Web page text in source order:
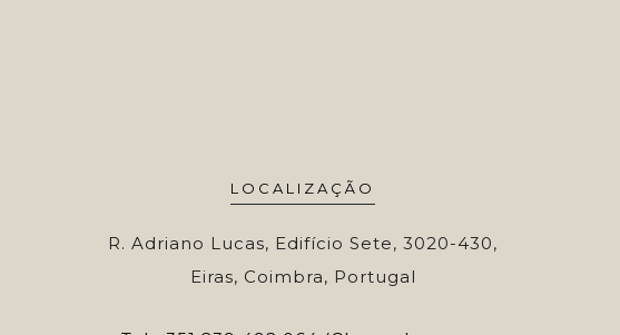
LOCALIZAÇÃO
R. Adriano Lucas, Edifício Sete, 3020-430,
Eiras, Coimbra, Portugal